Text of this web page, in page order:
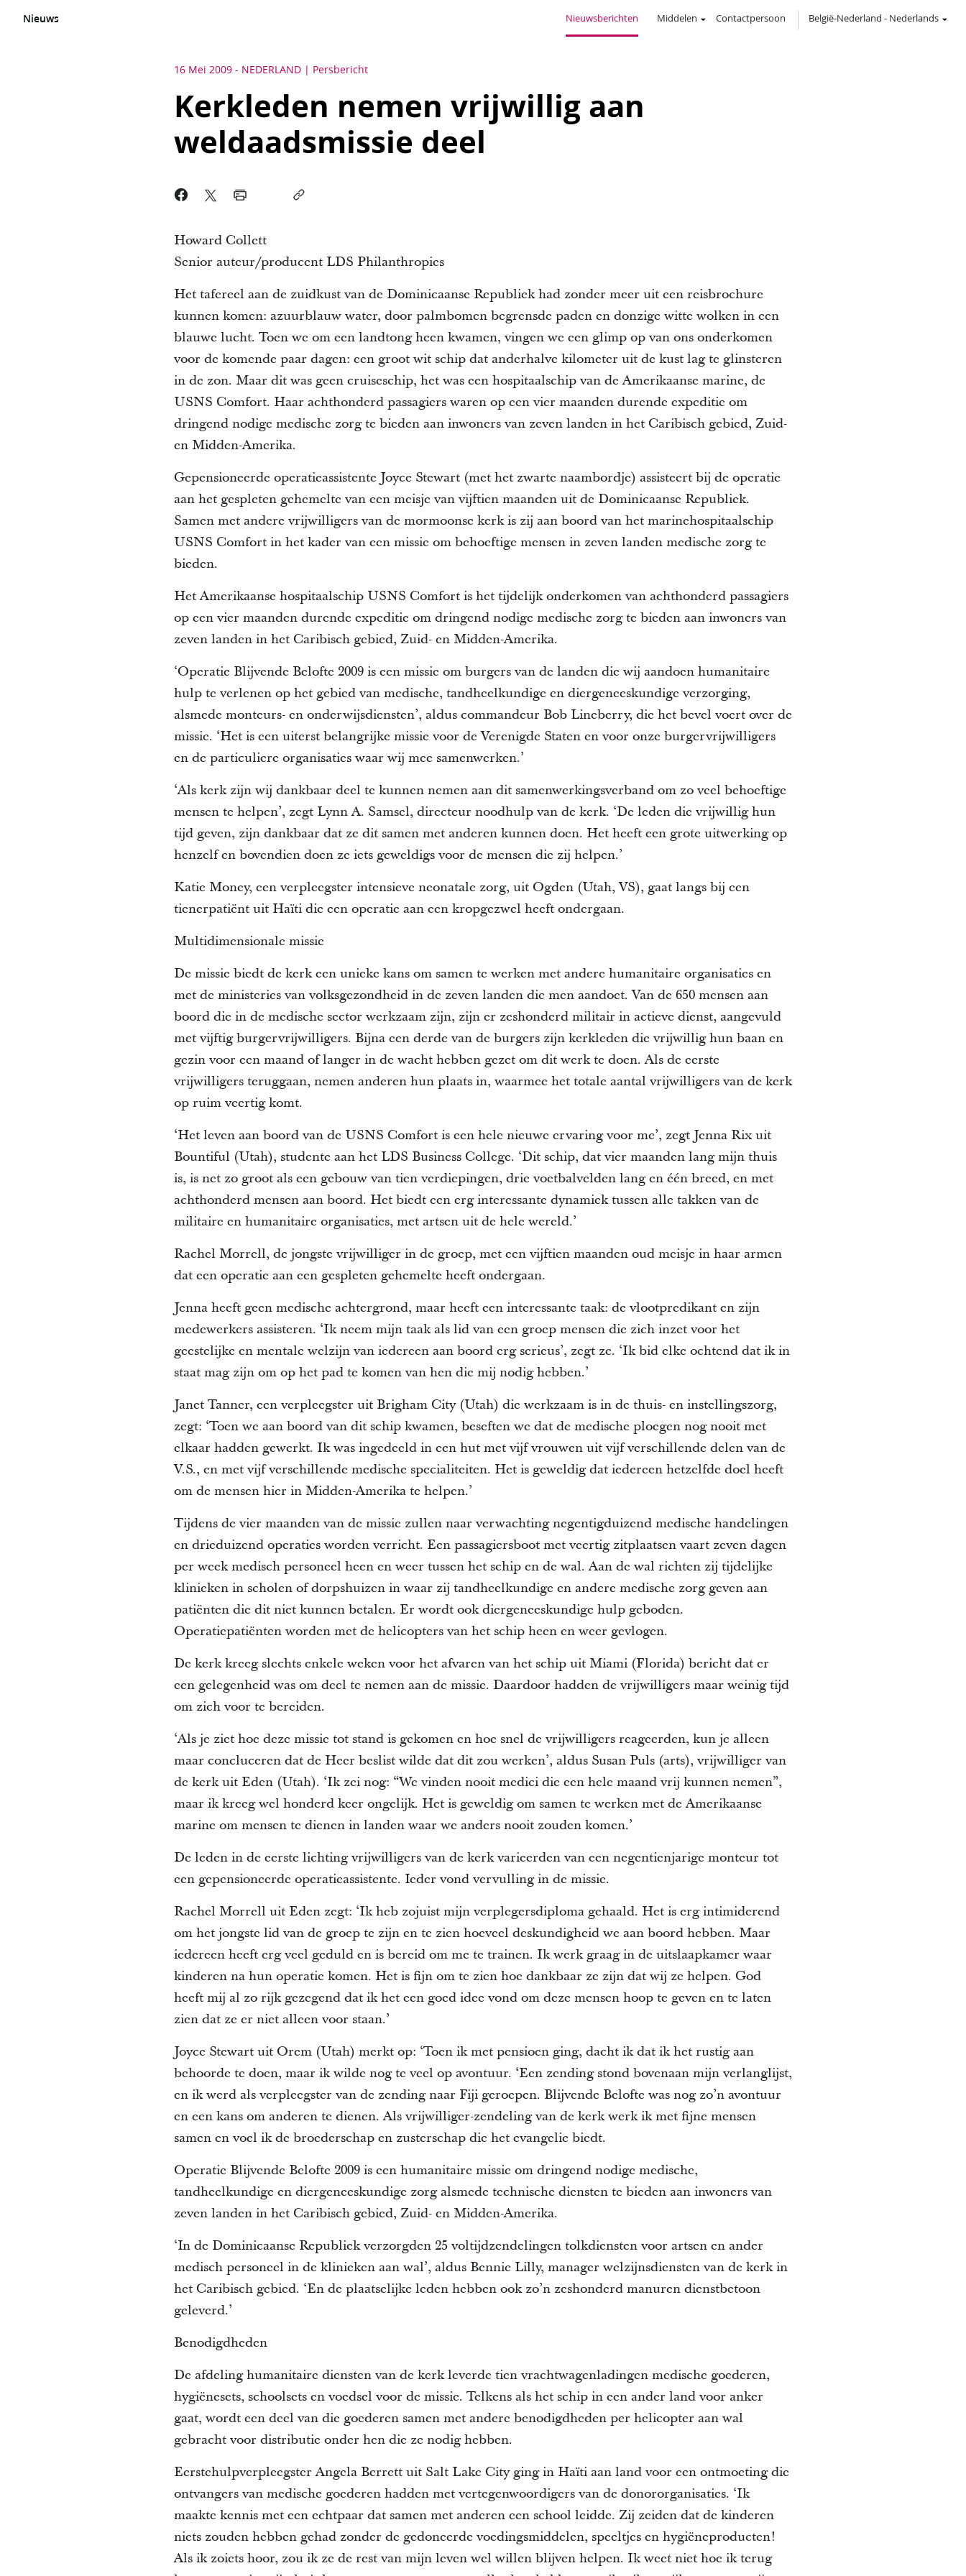
Nieuws Nieuwsberichten Middelen Contactpersoon België-Nederland - Nederlands
16 Mei 2009 - NEDERLAND Persbericht
Kerkleden nemen vrijwillig aan
weldaadsmissie deel
Howard Collett
Senior auteur/producent LDS Philanthropies
Het tafereel aan de zuidkust van de Dominicaanse Republiek had zonder meer uit een reisbrochure
kunnen komen: azuurblauw water, door palmbomen begrensde paden en donzige witte wolken in een
blauwe lucht. Toen we om een landtong heen kwamen, vingen we een glimp op van ons onderkomen
voor de komende paar dagen: een groot wit schip dat anderhalve kilometer uit de kust lag te glinsteren
in de zon. Maar dit was geen cruiseschip, het was een hospitaalschip van de Amerikaanse marine, de
USNS Comfort. Haar achthonderd passagiers waren op een vier maanden durende expeditie om
dringend nodige medische zorg te bieden aan inwoners van zeven landen in het Caribisch gebied, Zuid-
en Midden-Amerika.
Gepensioneerde operatieassistente Joyce Stewart (met het zwarte naambordje) assisteert bij de operatie
aan het gespleten gehemelte van een meisje van vijftien maanden uit de Dominicaanse Republiek.
Samen met andere vrijwilligers van de mormoonse kerk is zij aan boord van het marinehospitaalschip
USNS Comfort in het kader van een missie om behoeftige mensen in zeven landen medische zorg te
bieden.
Het Amerikaanse hospitaalschip USNS Comfort is het tijdelijk onderkomen van achthonderd passagiers
op een vier maanden durende expeditie om dringend nodige medische zorg te bieden aan inwoners van
zeven landen in het Caribisch gebied, Zuid- en Midden-Amerika.
‘Operatie Blijvende Belofte 2009 is een missie om burgers van de landen die wij aandoen humanitaire
hulp te verlenen op het gebied van medische, tandheelkundige en diergeneeskundige verzorging,
alsmede monteurs- en onderwijsdiensten’, aldus commandeur Bob Lineberry, die het bevel voert over de
missie. ‘Het is een uiterst belangrijke missie voor de Verenigde Staten en voor onze burgervrijwilligers
en de particuliere organisaties waar wij mee samenwerken.’
‘Als kerk zijn wij dankbaar deel te kunnen nemen aan dit samenwerkingsverband om zo veel behoeftige
mensen te helpen’, zegt Lynn A. Samsel, directeur noodhulp van de kerk. ‘De leden die vrijwillig hun
tijd geven, zijn dankbaar dat ze dit samen met anderen kunnen doen. Het heeft een grote uitwerking op
henzelf en bovendien doen ze iets geweldigs voor de mensen die zij helpen.’
Katie Money, een verpleegster intensieve neonatale zorg, uit Ogden (Utah, VS), gaat langs bij een
tienerpatiënt uit Haïti die een operatie aan een kropgezwel heeft ondergaan.
Multidimensionale missie
De missie biedt de kerk een unieke kans om samen te werken met andere humanitaire organisaties en
met de ministeries van volksgezondheid in de zeven landen die men aandoet. Van de 650 mensen aan
boord die in de medische sector werkzaam zijn, zijn er zeshonderd militair in actieve dienst, aangevuld
met vijftig burgervrijwilligers. Bijna een derde van de burgers zijn kerkleden die vrijwillig hun baan en
gezin voor een maand of langer in de wacht hebben gezet om dit werk te doen. Als de eerste
vrijwilligers teruggaan, nemen anderen hun plaats in, waarmee het totale aantal vrijwilligers van de kerk
op ruim veertig komt.
‘Het leven aan boord van de USNS Comfort is een hele nieuwe ervaring voor me’, zegt Jenna Rix uit
Bountiful (Utah), studente aan het LDS Business College. ‘Dit schip, dat vier maanden lang mijn thuis
is, is net zo groot als een gebouw van tien verdiepingen, drie voetbalvelden lang en één breed, en met
achthonderd mensen aan boord. Het biedt een erg interessante dynamiek tussen alle takken van de
militaire en humanitaire organisaties, met artsen uit de hele wereld.’
Rachel Morrell, de jongste vrijwilliger in de groep, met een vijftien maanden oud meisje in haar armen
dat een operatie aan een gespleten gehemelte heeft ondergaan.
Jenna heeft geen medische achtergrond, maar heeft een interessante taak: de vlootpredikant en zijn
medewerkers assisteren. ‘Ik neem mijn taak als lid van een groep mensen die zich inzet voor het
geestelijke en mentale welzijn van iedereen aan boord erg serieus’, zegt ze. ‘Ik bid elke ochtend dat ik in
staat mag zijn om op het pad te komen van hen die mij nodig hebben.’
Janet Tanner, een verpleegster uit Brigham City (Utah) die werkzaam is in de thuis- en instellingszorg,
zegt: ‘Toen we aan boord van dit schip kwamen, beseften we dat de medische ploegen nog nooit met
elkaar hadden gewerkt. Ik was ingedeeld in een hut met vijf vrouwen uit vijf verschillende delen van de
V.S., en met vijf verschillende medische specialiteiten. Het is geweldig dat iedereen hetzelfde doel heeft
om de mensen hier in Midden-Amerika te helpen.’
Tijdens de vier maanden van de missie zullen naar verwachting negentigduizend medische handelingen
en drieduizend operaties worden verricht. Een passagiersboot met veertig zitplaatsen vaart zeven dagen
per week medisch personeel heen en weer tussen het schip en de wal. Aan de wal richten zij tijdelijke
klinieken in scholen of dorpshuizen in waar zij tandheelkundige en andere medische zorg geven aan
patiënten die dit niet kunnen betalen. Er wordt ook diergeneeskundige hulp geboden.
Operatiepatiënten worden met de helicopters van het schip heen en weer gevlogen.
De kerk kreeg slechts enkele weken voor het afvaren van het schip uit Miami (Florida) bericht dat er
een gelegenheid was om deel te nemen aan de missie. Daardoor hadden de vrijwilligers maar weinig tijd
om zich voor te bereiden.
‘Als je ziet hoe deze missie tot stand is gekomen en hoe snel de vrijwilligers reageerden, kun je alleen
maar concluceren dat de Heer beslist wilde dat dit zou werken’, aldus Susan Puls (arts), vrijwilliger van
de kerk uit Eden (Utah). ‘Ik zei nog: “We vinden nooit medici die een hele maand vrij kunnen nemen”,
maar ik kreeg wel honderd keer ongelijk. Het is geweldig om samen te werken met de Amerikaanse
marine om mensen te dienen in landen waar we anders nooit zouden komen.’
De leden in de eerste lichting vrijwilligers van de kerk varieerden van een negentienjarige monteur tot
een gepensioneerde operatieassistente. Ieder vond vervulling in de missie.
Rachel Morrell uit Eden zegt: ‘Ik heb zojuist mijn verplegersdiploma gehaald. Het is erg intimiderend
om het jongste lid van de groep te zijn en te zien hoeveel deskundigheid we aan boord hebben. Maar
iedereen heeft erg veel geduld en is bereid om me te trainen. Ik werk graag in de uitslaapkamer waar
kinderen na hun operatie komen. Het is fijn om te zien hoe dankbaar ze zijn dat wij ze helpen. God
heeft mij al zo rijk gezegend dat ik het een goed idee vond om deze mensen hoop te geven en te laten
zien dat ze er niet alleen voor staan.’
Joyce Stewart uit Orem (Utah) merkt op: ‘Toen ik met pensioen ging, dacht ik dat ik het rustig aan
behoorde te doen, maar ik wilde nog te veel op avontuur. ‘Een zending stond bovenaan mijn verlanglijst,
en ik werd als verpleegster van de zending naar Fiji geroepen. Blijvende Belofte was nog zo’n avontuur
en een kans om anderen te dienen. Als vrijwilliger-zendeling van de kerk werk ik met fijne mensen
samen en voel ik de broederschap en zusterschap die het evangelie biedt.
Operatie Blijvende Belofte 2009 is een humanitaire missie om dringend nodige medische,
tandheelkundige en diergeneeskundige zorg alsmede technische diensten te bieden aan inwoners van
zeven landen in het Caribisch gebied, Zuid- en Midden-Amerika.
‘In de Dominicaanse Republiek verzorgden 25 voltijdzendelingen tolkdiensten voor artsen en ander
medisch personeel in de klinieken aan wal’, aldus Bennie Lilly, manager welzijnsdiensten van de kerk in
het Caribisch gebied. ‘En de plaatselijke leden hebben ook zo’n zeshonderd manuren dienstbetoon
geleverd.’
Benodigdheden
De afdeling humanitaire diensten van de kerk leverde tien vrachtwagenladingen medische goederen,
hygiënesets, schoolsets en voedsel voor de missie. Telkens als het schip in een ander land voor anker
gaat, wordt een deel van die goederen samen met andere benodigdheden per helicopter aan wal
gebracht voor distributie onder hen die ze nodig hebben.
Eerstehulpverpleegster Angela Berrett uit Salt Lake City ging in Haïti aan land voor een ontmoeting die
ontvangers van medische goederen hadden met vertegenwoordigers van de donororganisaties. ‘Ik
maakte kennis met een echtpaar dat samen met anderen een school leidde. Zij zeiden dat de kinderen
niets zouden hebben gehad zonder de gedoneerde voedingsmiddelen, speeltjes en hygiëneproducten!
Als ik zoiets hoor, zou ik ze de rest van mijn leven wel willen blijven helpen. Ik weet niet hoe ik terug